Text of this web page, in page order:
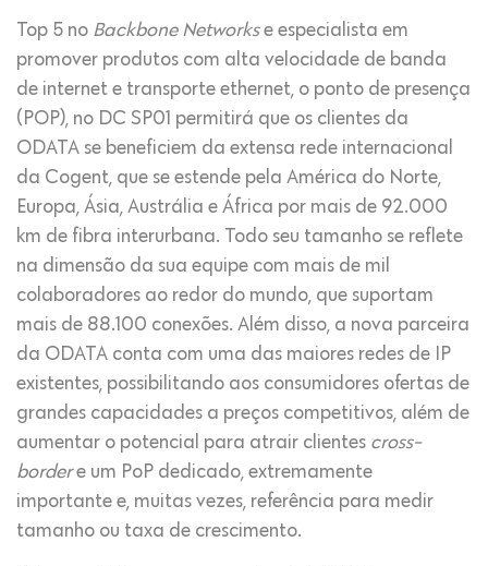
Top 5 no Backbone Networkse especialista em
promover produtos com alta velocidade de banda
de internet e transporte ethernet, o ponto de presença
(POP), no DC SP01 permitirá que os clientes da
ODATA se beneficiem da extensa rede internacional
da Cogent, que se estende pela América do Norte,
Europa, Ásia, Austrália e África por mais de 92.000
km de fibra interurbana. Todo seu tamanho se reflete
na dimensão da sua equipe com mais de mil
colaboradores ao redor do mundo, que suportam
mais de 88.100 conexões. Além disso, a nova parceira
da ODATA conta com uma das maiores redes de IP
existentes, possibilitando aos consumidores ofertas de
grandes capacidades a preços competitivos, além de
aumentar o potencial para atrair clientes cross-
bordere um PoP dedicado, extremamente
importante e, muitas vezes, referência para medir
tamanho ou taxa de crescimento.